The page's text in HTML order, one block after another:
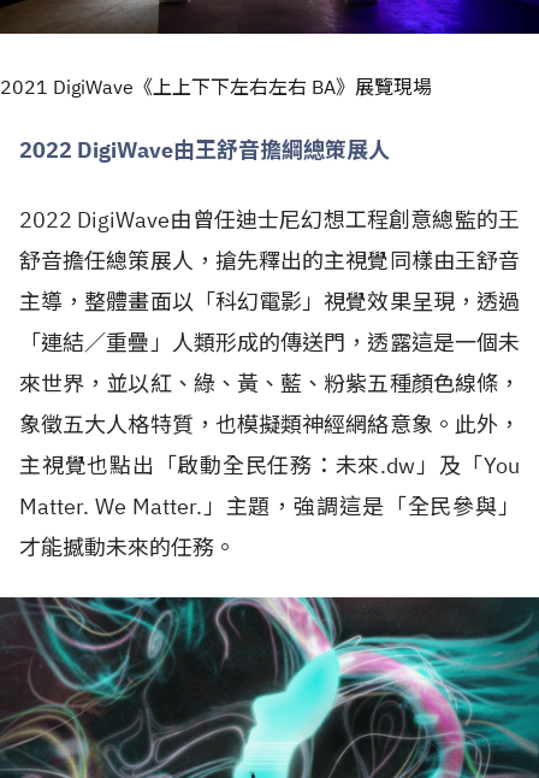
2021 DigiWave《上上下下左右左右 BA》展覽現場
2022 DigiWave由王舒音擔綱總策展人
2022 DigiWave由曾任迪士尼幻想工程創意總監的王
舒音擔任總策展人，搶先釋出的主視覺同樣由王舒音
主導，整體畫面以「科幻電影」視覺效果呈現，透過
「連結／重疊」人類形成的傳送門，透露這是一個未
來世界，並以紅、綠、黃、藍、粉紫五種顏色線條，
象徵五大人格特質，也模擬類神經網絡意象。此外，
主視覺也點出「啟動全民任務：未來.dw」及「You
Matter. We Matter.」主題，強調這是「全民參與」
才能撼動未來的任務。